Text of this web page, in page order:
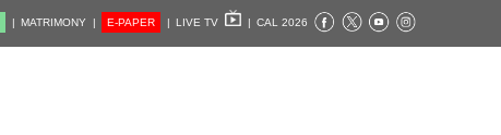
| MATRIMONY | E-PAPER | LIVE TV | CAL 2026